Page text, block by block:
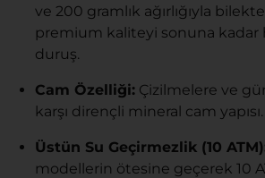
ve 200 gramlık ağırlığıyla
premium kaliteyi sonuna
duruş.
Cam Özelliği: Çizilmelere ve
karşı dirençli mineral cam yapısı.
Üstün Su Geçirmezlik (10
modellerin ötesine geçerek 10